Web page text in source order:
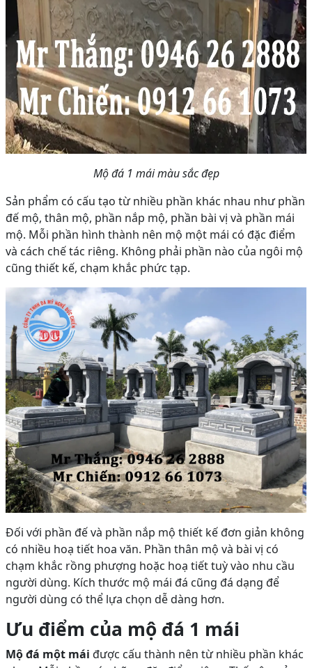
Mộ đá 1 mái màu sắc đẹp
Sản phẩm có cấu tạo từ nhiều phần khác nhau như phần
đế mộ, thân mộ, phần nắp mộ, phần bài vị và phần mái
mộ. Mỗi phần hình thành nên mộ một mái có đặc điểm
và cách chế tác riêng. Không phải phần nào của ngôi mộ
cũng thiết kế, chạm khắc phức tạp.
Đối với phần đế và phần nắp mộ thiết kế đơn giản không
có nhiều hoạ tiết hoa văn. Phần thân mộ và bài vị có
chạm khắc rồng phượng hoặc hoạ tiết tuỳ vào nhu cầu
người dùng. Kích thước mộ mái đá cũng đá dạng để
người dùng có thể lựa chọn dễ dàng hơn.
Ưu điểm của mộ đá 1 mái
Mộ đá một mái được cấu thành nên từ nhiều phần khác